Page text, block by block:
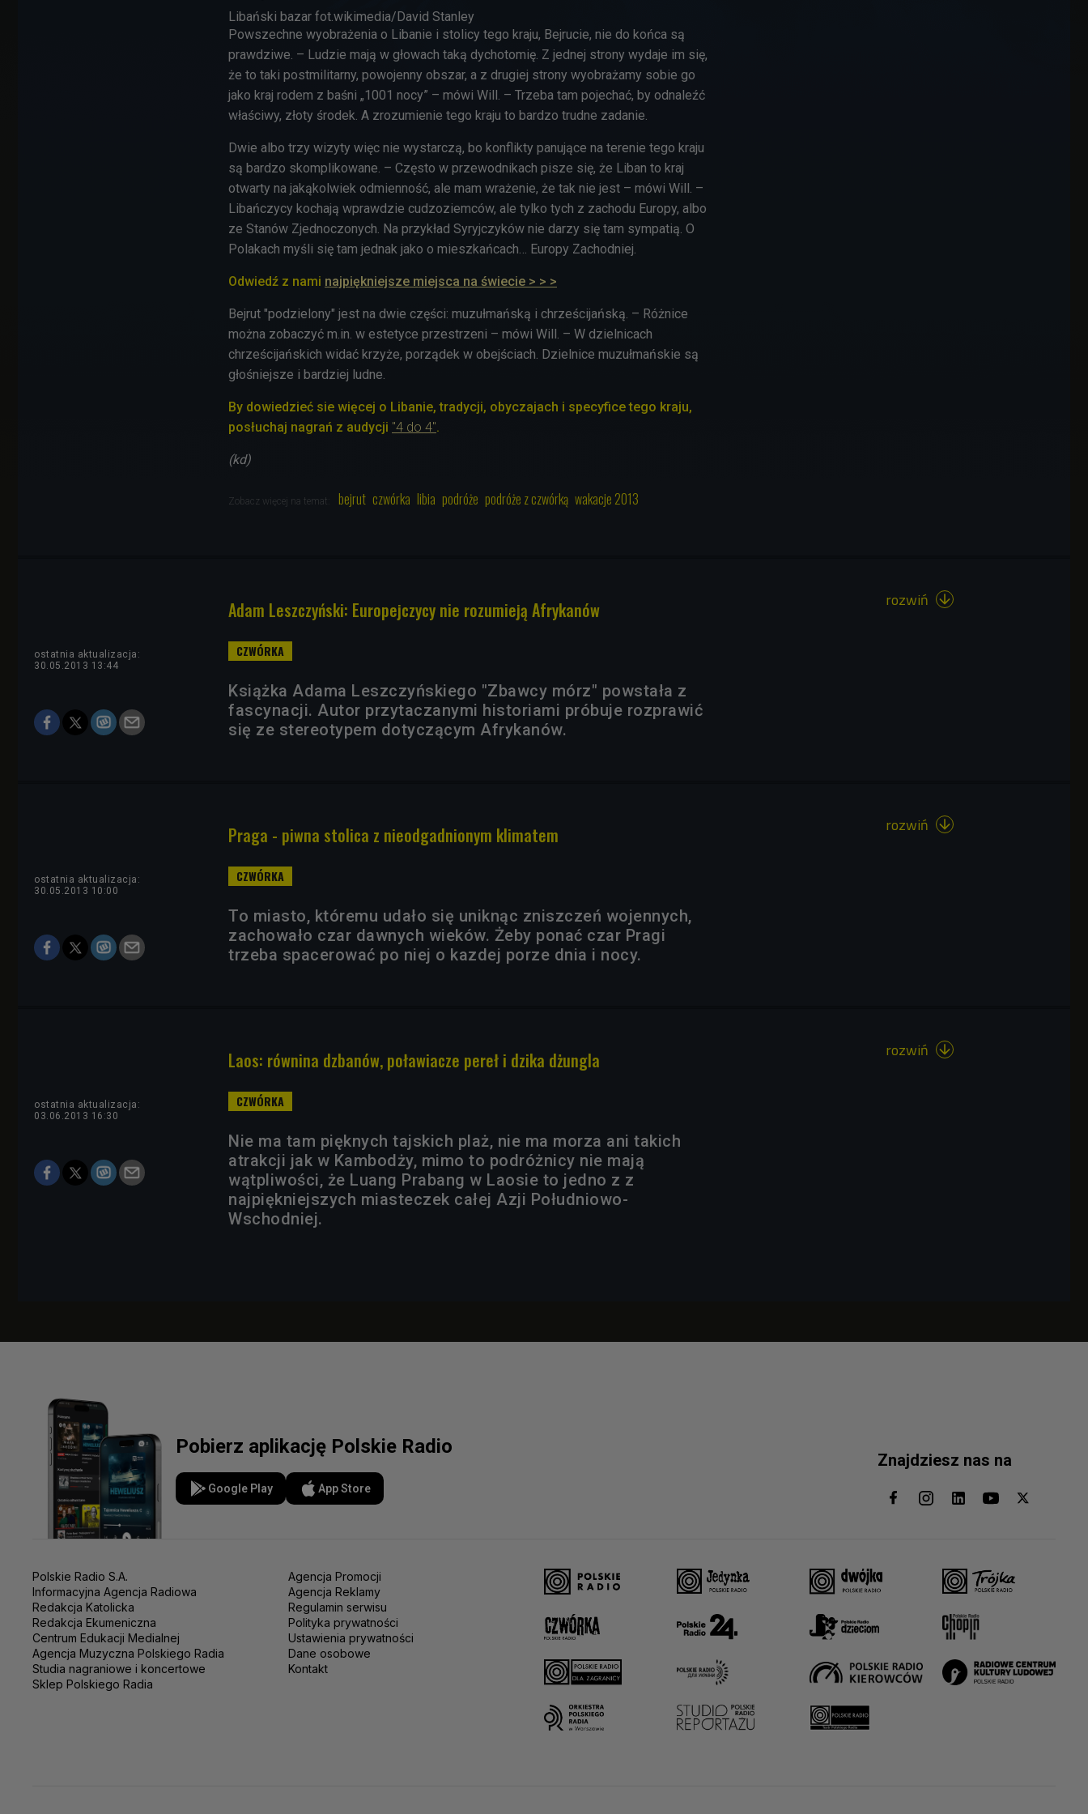
Libański bazar fot.wikimedia/David Stanley
Powszechne wyobrażenia o Libanie i stolicy tego kraju, Bejrucie, nie do końca są
prawdziwe. – Ludzie mają w głowach taką dychotomię. Z jednej strony wydaje im się,
że to taki postmilitarny, powojenny obszar, a z drugiej strony wyobrażamy sobie go
jako kraj rodem z baśni „1001 nocy” – mówi Will. – Trzeba tam pojechać, by odnaleźć
właściwy, złoty środek. A zrozumienie tego kraju to bardzo trudne zadanie.
Dwie albo trzy wizyty więc nie wystarczą, bo konflikty panujące na terenie tego kraju
są bardzo skomplikowane. – Często w przewodnikach pisze się, że Liban to kraj
otwarty na jakąkolwiek odmienność, ale mam wrażenie, że tak nie jest – mówi Will. –
Libańczycy kochają wprawdzie cudzoziemców, ale tylko tych z zachodu Europy, albo
ze Stanów Zjednoczonych. Na przykład Syryjczyków nie darzy się tam sympatią. O
Polakach myśli się tam jednak jako o mieszkańcach… Europy Zachodniej.
Odwiedź z nami najpiękniejsze miejsca na świecie > > >
Bejrut "podzielony" jest na dwie części: muzułmańską i chrześcijańską. – Różnice
można zobaczyć m.in. w estetyce przestrzeni – mówi Will. – W dzielnicach
chrześcijańskich widać krzyże, porządek w obejściach. Dzielnice muzułmańskie są
głośniejsze i bardziej ludne.
By dowiedzieć sie więcej o Libanie, tradycji, obyczajach i specyfice tego kraju,
posłuchaj nagrań z audycji "4 do 4".
(kd)
Zobacz więcej na temat: bejrut czwórka libia podróże podróże z czwórką wakacje 2013
Adam Leszczyński: Europejczycy nie rozumieją Afrykanów
ostatnia aktualizacja:
30.05.2013 13:44
Książka Adama Leszczyńskiego "Zbawcy mórz" powstała z
fascynacji. Autor przytaczanymi historiami próbuje rozprawić
się ze stereotypem dotyczącym Afrykanów.
rozwiń 
Praga - piwna stolica z nieodgadnionym klimatem
ostatnia aktualizacja:
30.05.2013 10:00
To miasto, któremu udało się uniknąc zniszczeń wojennych,
zachowało czar dawnych wieków. Żeby ponać czar Pragi
trzeba spacerować po niej o kazdej porze dnia i nocy.
rozwiń 
Laos: równina dzbanów, poławiacze pereł i dzika dżungla
ostatnia aktualizacja:
03.06.2013 16:30
Nie ma tam pięknych tajskich plaż, nie ma morza ani takich
atrakcji jak w Kambodży, mimo to podróżnicy nie mają
wątpliwości, że Luang Prabang w Laosie to jedno z z
najpiękniejszych miasteczek całej Azji Południowo-
Wschodniej.
rozwiń 
Pobierz aplikację Polskie Radio
Google Play App Store
Znajdziesz nas na
Polskie Radio S.A.
Informacyjna Agencja Radiowa
Redakcja Katolicka
Redakcja Ekumeniczna
Centrum Edukacji Medialnej
Agencja Muzyczna Polskiego Radia
Studia nagraniowe i koncertowe
Sklep Polskiego Radia
Agencja Promocji
Agencja Reklamy
Regulamin serwisu
Polityka prywatności
Ustawienia prywatności
Dane osobowe
Kontakt